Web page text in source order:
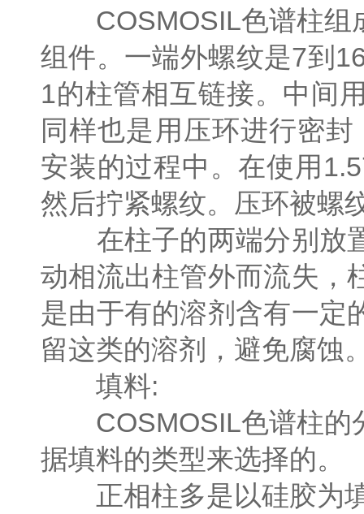
COSMOSIL色谱柱组
组件。一端外螺纹是7到
1的柱管相互链接。中间
同样也是用压环进行密
安装的过程中。在使用
然后拧紧螺纹。压环被螺
在柱子的两端分别放置
动相流出柱管外而流失，
是由于有的溶剂含有一定
留这类的溶剂，避免腐蚀
填料:
COSMOSIL色谱柱的
据填料的类型来选择的。
正相柱多是以硅胶为填